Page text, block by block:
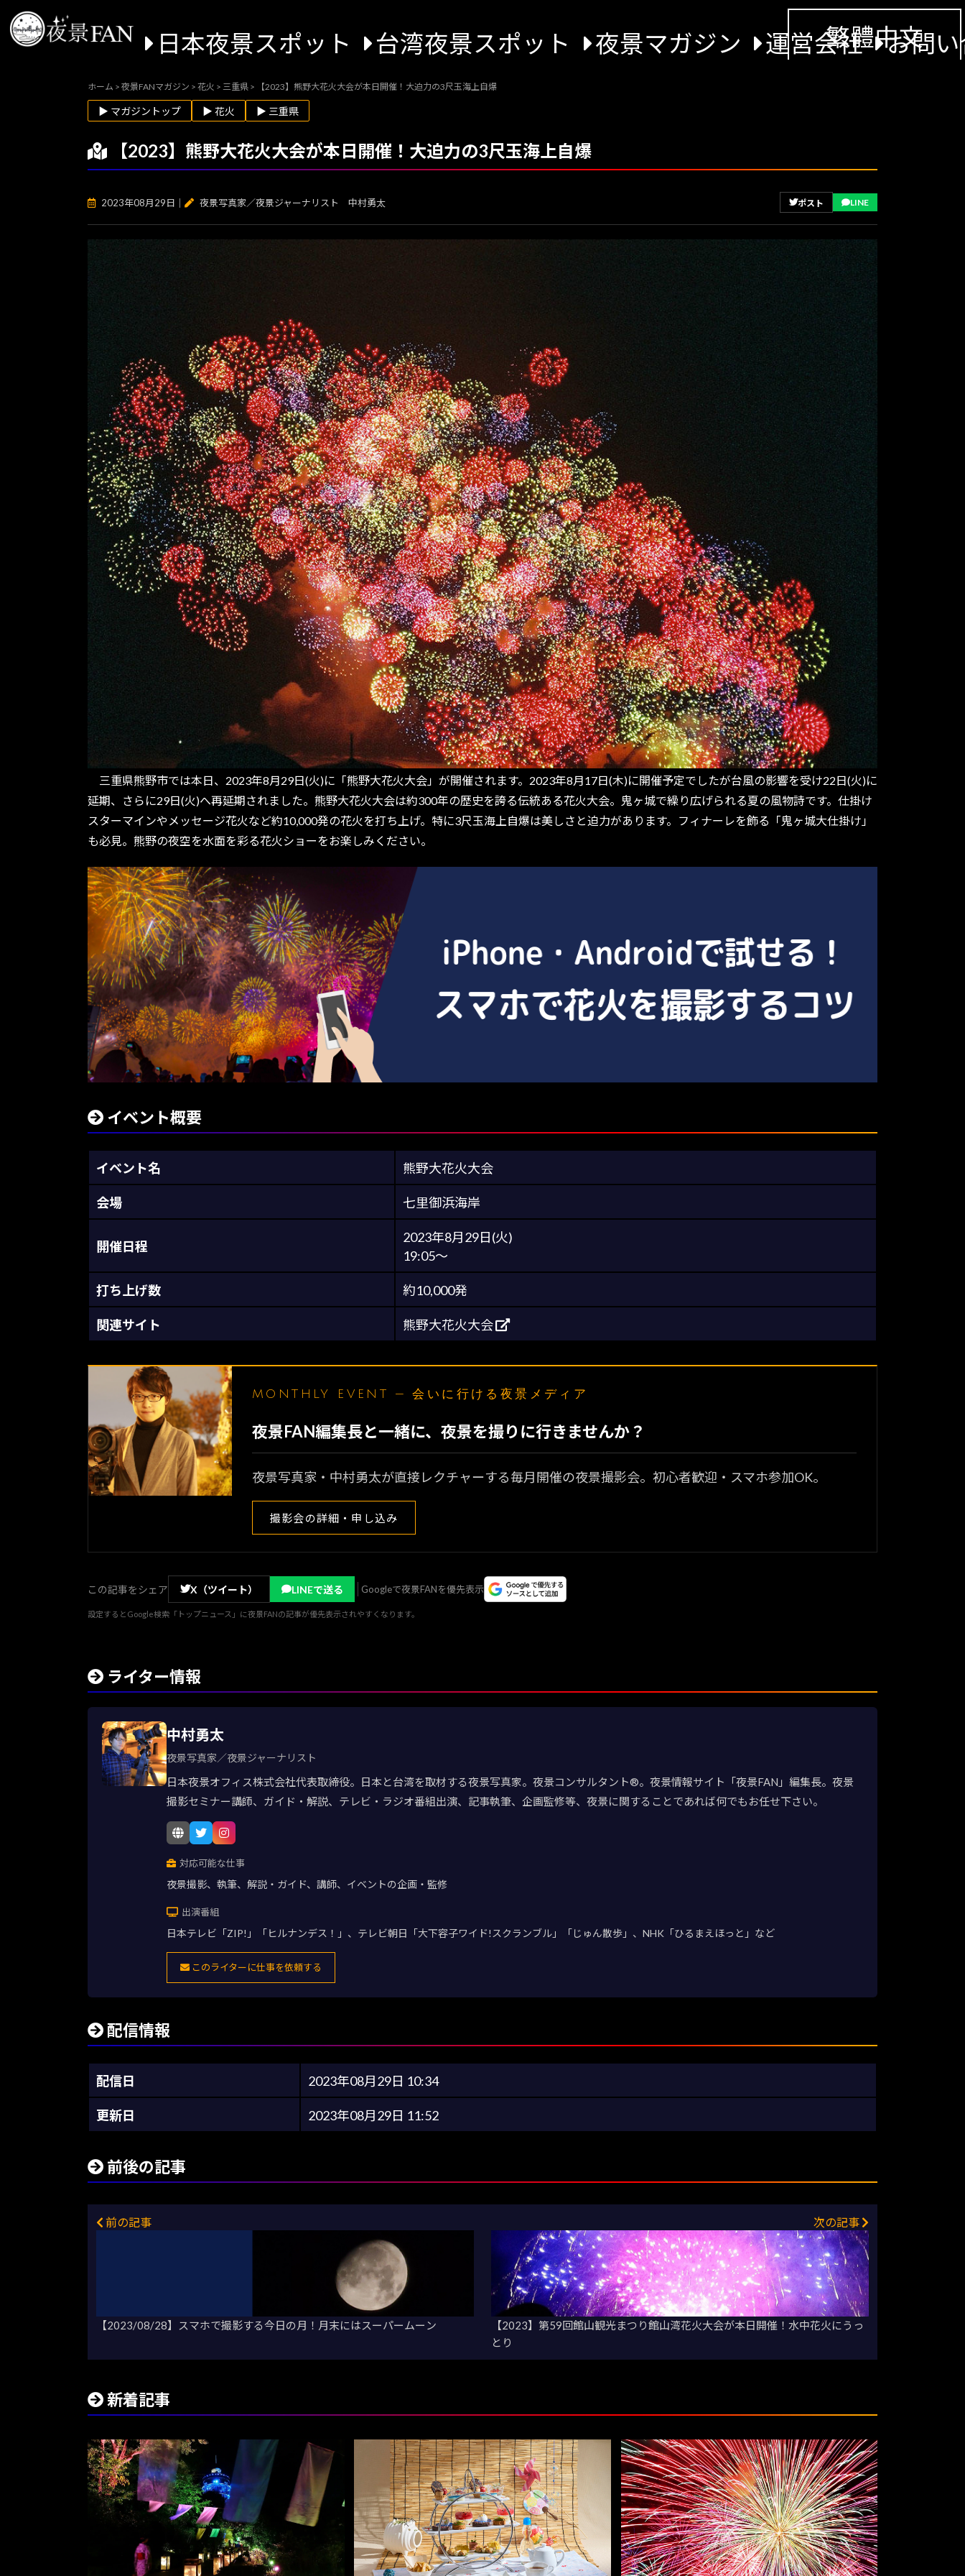
日本夜景スポット 台湾夜景スポット 夜景マガジン 運営会社 お問
繁體中文
ホーム > 夜景FANマガジン > 花火 > 三重県 > 【2023】熊野大花火大会が本日開催！大迫力の3尺玉海上自爆
▶ マガジントップ ▶ 花火 ▶ 三重県
【2023】熊野大花火大会が本日開催！大迫力の3尺玉海上自爆
2023年08月29日 夜景写真家／夜景ジャーナリスト 中村勇太 ポスト LINE
三重県熊野市では本日、2023年8月29日(火)に「熊野大花火大会」が開催されます。2023年8月17日(木)に開催予定でしたが台風の影響を受け22日(火)に
延期、さらに29日(火)へ再延期されました。熊野大花火大会は約300年の歴史を誇る伝統ある花火大会。鬼ヶ城で繰り広げられる夏の風物詩です。仕掛け
スターマインやメッセージ花火など約10,000発の花火を打ち上げ。特に3尺玉海上自爆は美しさと迫力があります。フィナーレを飾る「鬼ヶ城大仕掛け」
も必見。熊野の夜空を水面を彩る花火ショーをお楽しみください。
イベント概要
イベント名 熊野大花火大会
会場 七里御浜海岸
開催日程
2023年8月29日(火)
19:05～
打ち上げ数 約10,000発
関連サイト 熊野大花火大会
MONTHLY EVENT — 会いに行ける夜景メディア
夜景FAN編集長と一緒に、夜景を撮りに行きませんか？
夜景写真家・中村勇太が直接レクチャーする毎月開催の夜景撮影会。初心者歓迎・スマホ参加OK。
撮影会の詳細・申し込み
この記事をシェア X（ツイート） LINEで送る Googleで夜景FANを優先表示
設定するとGoogle検索「トップニュース」に夜景FANの記事が優先表示されやすくなります。
ライター情報
中村勇太
夜景写真家／夜景ジャーナリスト
日本夜景オフィス株式会社代表取締役。日本と台湾を取材する夜景写真家。夜景コンサルタント®。夜景情報サイト「夜景FAN」編集長。夜景
撮影セミナー講師、ガイド・解説、テレビ・ラジオ番組出演、記事執筆、企画監修等、夜景に関することであれば何でもお任せ下さい。
対応可能な仕事
夜景撮影、執筆、解説・ガイド、講師、イベントの企画・監修
出演番組
日本テレビ「ZIP!」「ヒルナンデス！」、テレビ朝日「大下容子ワイド!スクランブル」「じゅん散歩」、NHK「ひるまえほっと」など
このライターに仕事を依頼する
配信情報
配信日 2023年08月29日 10:34
更新日 2023年08月29日 11:52
前後の記事
前の記事
【2023/08/28】スマホで撮影する今日の月！月末にはスーパームーン
次の記事
【2023】第59回館山観光まつり館山湾花火大会が本日開催！水中花火にうっ
とり
新着記事